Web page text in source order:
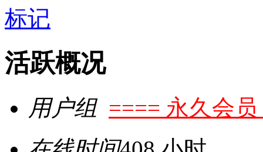
活跃概况
用户组 ==== 永久会员